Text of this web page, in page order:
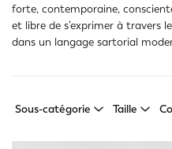
forte, contemporaine,
et libre de s’exprimer à travers
dans un langage sartorial
Sous-catégorie Taille